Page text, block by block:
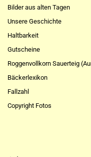
Bilder aus alten Tagen
Unsere Geschichte
Haltbarkeit
Gutscheine
Roggenvollkorn Sauerteig
Bäckerlexikon
Fallzahl
Copyright Fotos